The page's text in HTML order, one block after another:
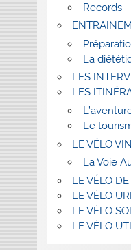
Records
La
LES
LES
Le
LE VÉLO
La Voie
LE VÉLO
LE VÉLO
LE VÉLO
LE VÉLO